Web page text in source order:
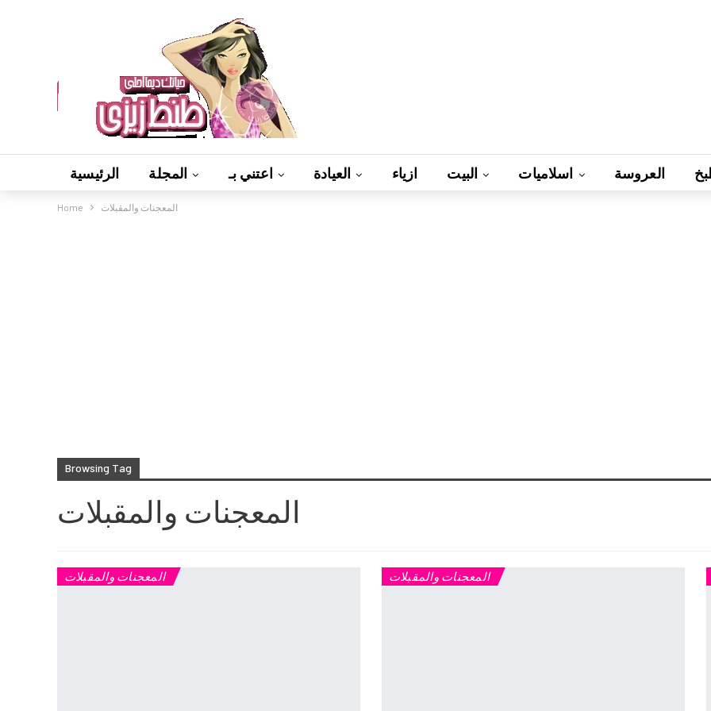
الرئيسية المجلة اعتني بـ العيادة ازياء البيت اسلاميات العروسة
Home المعجنات والمقبلات
Browsing Tag
المعجنات والمقبلات
المعجنات والمقبلات المعجنات والمقبلات